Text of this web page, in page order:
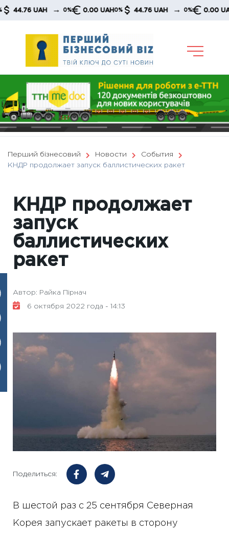
Skip
UAH → 0% 0.00 UAH0% 44.76 UAH → 0% 0.00 UAH0%
Перший бізнесовий Новости
События
КНДР продолжает запуск баллистических ракет
КНДР продолжает
запуск
баллистических
ракет
Автор: Райка Пірнач
6 октября 2022 года - 14:13
Поделиться:
В шестой раз с 25 сентября Северная
Корея запускает ракеты в сторону